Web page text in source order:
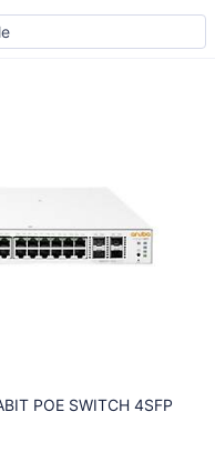
POE SWITCH 4SFP